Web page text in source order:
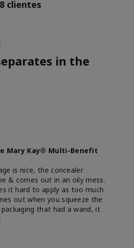
clientes
in the
Mary Kay® Multi-Benefit
is nice, the concealer
& comes out in an oily mess.
it hard to apply as too much
out when you squeeze the
that had a wand, it